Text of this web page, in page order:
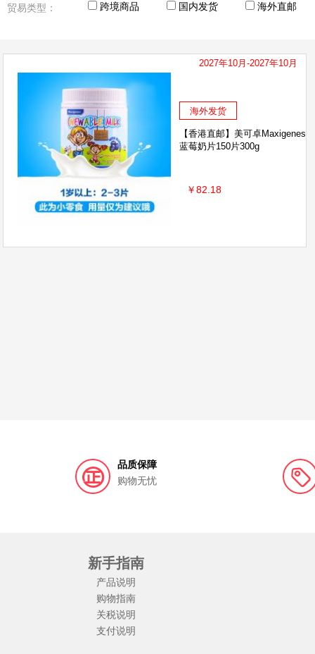
贸易类型： 跨境商品 国内发货 海外直邮
2027年10月-2027年10月
海外发货
【香港直邮】美可卓Maxigenes
蓝莓奶片150片300g
￥82.18
品质保障
购物无忧
新手指南
产品说明
购物指南
关税说明
支付说明